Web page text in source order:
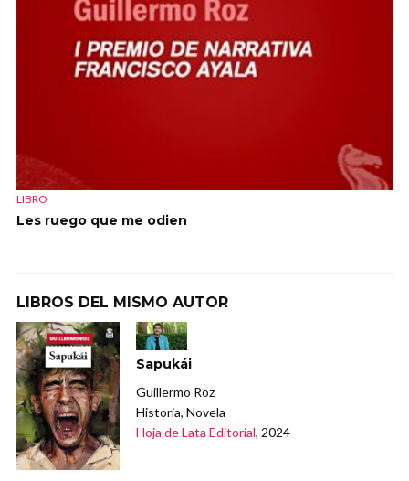
LIBRO
Les ruego que me odien
LIBROS DEL MISMO AUTOR
Sapukái
Guillermo Roz
Historia, Novela
Hoja de Lata Editorial, 2024